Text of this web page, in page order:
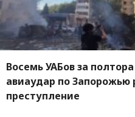
Восемь УАБов за
авиаудар по Запорожью
преступление